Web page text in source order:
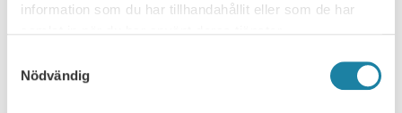
information som du har tillhandahållit eller som de har
Nödvändig
NYHETSARKIV